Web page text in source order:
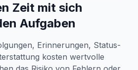
Zeit mit sich
Aufgaben
Erinnerungen, Status-
kosten wertvolle